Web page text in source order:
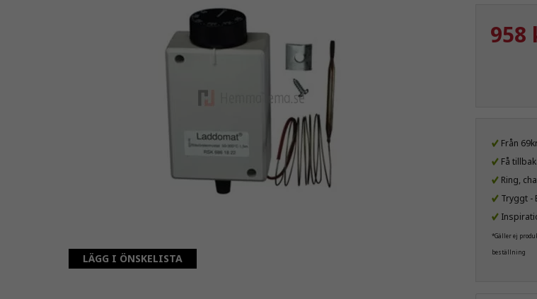
958
Från
Få
Ring,
Tryggt -
*Gäller ej
beställning
LÄGG I ÖNSKELISTA